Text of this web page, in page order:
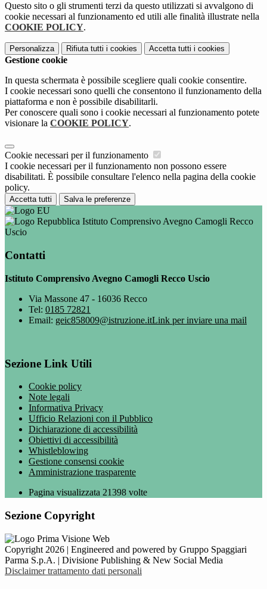
Questo sito o gli strumenti terzi da questo utilizzati si avvalgono di
cookie necessari al funzionamento ed utili alle finalità illustrate nella
COOKIE POLICY.
Personalizza Rifiuta tutti i cookies Accetta tutti i cookies
Gestione cookie
In questa schermata è possibile scegliere quali cookie consentire.
I cookie necessari sono quelli che consentono il funzionamento della
piattaforma e non è possibile disabilitarli.
Per conoscere quali sono i cookie necessari al funzionamento potete
visionare la COOKIE POLICY.
Cookie necessari per il funzionamento
I cookie necessari per il funzionamento non possono essere
disabilitati. È possibile consultare l'elenco nella pagina della cookie
policy.
Accetta tutti Salva le preferenze
Istituto Comprensivo Avegno Camogli Recco
Uscio
Contatti
Istituto Comprensivo Avegno Camogli Recco Uscio
Via Massone 47 - 16036 Recco
Tel: 0185 72821
Email: geic858009@istruzione.itLink per inviare una mail
Sezione Link Utili
Cookie policy
Note legali
Informativa Privacy
Ufficio Relazioni con il Pubblico
Dichiarazione di accessibilità
Obiettivi di accessibilità
Whistleblowing
Gestione consensi cookie
Amministrazione trasparente
Pagina visualizzata 21398 volte
Sezione Copyright
Copyright 2026 | Engineered and powered by Gruppo Spaggiari
Parma S.p.A. | Divisione Publishing & New Social Media
Disclaimer trattamento dati personali